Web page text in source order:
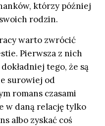
którzy później
rodzin.
warto zwrócić
Pierwsza z nich
tego, że są
surowiej od
romans czasami
w daną relację tylko
albo zyskać coś